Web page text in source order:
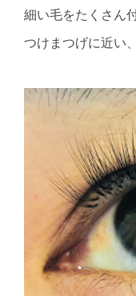
細い毛をたくさん
つけまつげに近い